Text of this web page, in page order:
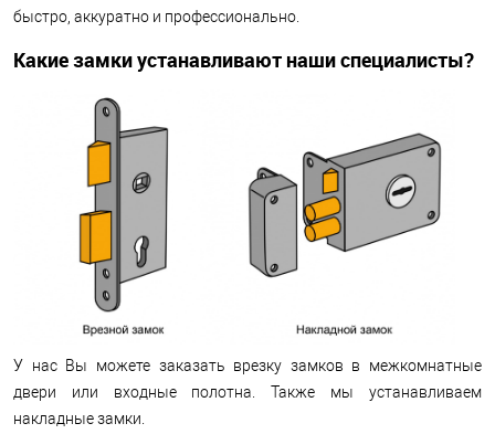
быстро, аккуратно и профессионально.
Какие замки устанавливают наши специалисты?
У нас Вы можете заказать врезку замков в межкомнатные
двери или входные полотна. Также мы устанавливаем
накладные замки.